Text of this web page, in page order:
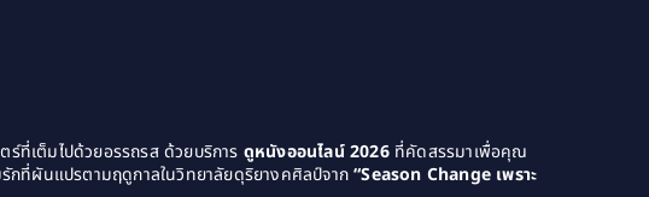
Disaster (22)
ที่เต็มไปด้วยอรรถรส ด้วยบริการ ดูหนังออนไลน์ 2026ที่คัดสรรมาเพื่อคุณ
กที่ผันแปรตามฤดูกาลในวิทยาลัยดุริยางคศิลป์จาก“Season Change เพราะ